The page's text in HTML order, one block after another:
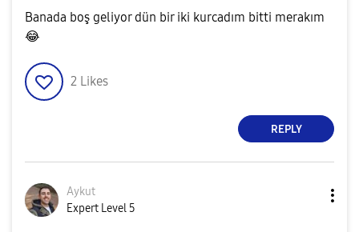
Banada boş geliyor dün bir iki kurcadım bitti merakım
😂
2 Likes
REPLY
Aykut
Expert Level 5